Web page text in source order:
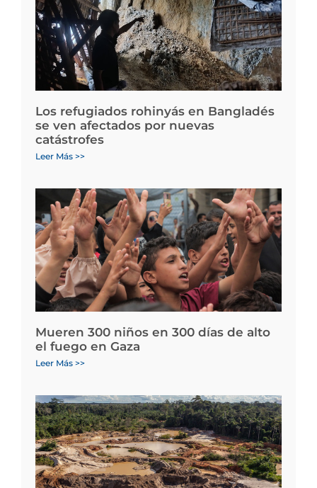
Los refugiados rohinyás en Bangladés
se ven afectados por nuevas
catástrofes
Leer Más >>
Mueren 300 niños en 300 días de alto
el fuego en Gaza
Leer Más >>